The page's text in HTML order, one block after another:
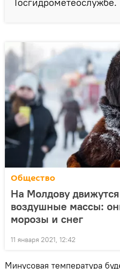
Общество
На Молдову
воздушные массы:
морозы и снег
11 января 2021, 12:42
Минусовая температура